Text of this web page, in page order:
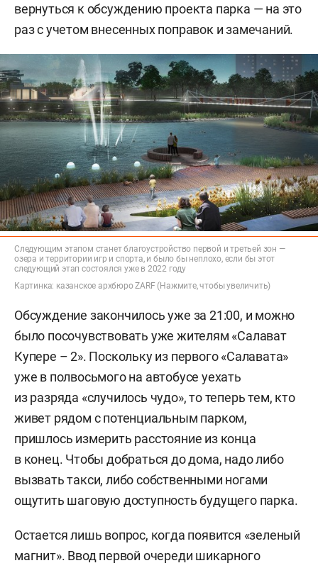
вернуться к обсуждению проекта парка — на это
раз с учетом внесенных поправок и замечаний.
Следующим этапом станет благоустройство первой и третьей зон —
озера и территории игр и спорта, и было бы неплохо, если бы этот
следующий этап состоялся уже в 2022 году
Картинка: казанское архбюро ZARF (Нажмите, чтобы увеличить)
Обсуждение закончилось уже за 21:00, и можно
было посочувствовать уже жителям «Салават
Купере – 2». Поскольку из первого «Салавата»
уже в полвосьмого на автобусе уехать
из разряда «случилось чудо», то теперь тем, кто
живет рядом с потенциальным парком,
пришлось измерить расстояние из конца
в конец. Чтобы добраться до дома, надо либо
вызвать такси, либо собственными ногами
ощутить шаговую доступность будущего парка.
Остается лишь вопрос, когда появится «зеленый
магнит». Ввод первой очереди шикарного